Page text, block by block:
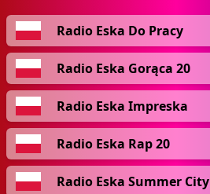
Radio Eska Do Pracy
Radio Eska Gorąca 20
Radio Eska Impreska
Radio Eska Rap 20
Radio Eska Summer City